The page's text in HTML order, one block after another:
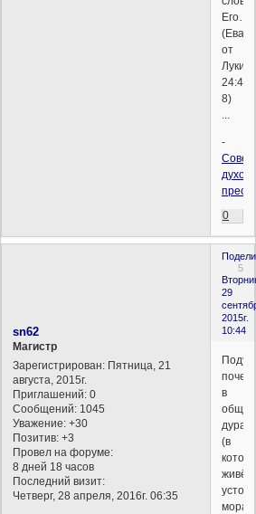
Его…
от
Луки
24:4-
8)
-
0
5
29
2015г.
10:44
sn62
Магистр
Зарегистрирован: Пятница, 21
августа, 2015г.
Приглашений: 0
Сообщений: 1045
Уважение: +30
Позитив: +3
Провел на форуме:
8 дней 18 часов
Последний визит:
Четверг, 28 апреля, 2016г. 06:35
в
(в
устои